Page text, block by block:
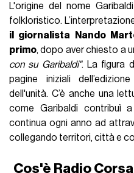
L'origine del nome
folkloristico.
il giornalista Nando
primo, dopo aver chiesto a
con su Garibaldi". La figura
pagine iniziali
dell'unità. C’è anche una
come Garibaldi contribuì
continua ogni anno ad
collegando territori, città e
Cos'è Radio